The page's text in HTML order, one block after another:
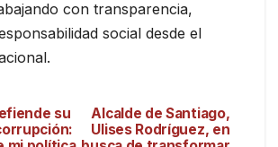
con transparencia,
social desde el
Alcalde de Santiago,
Ulises Rodríguez, en
su